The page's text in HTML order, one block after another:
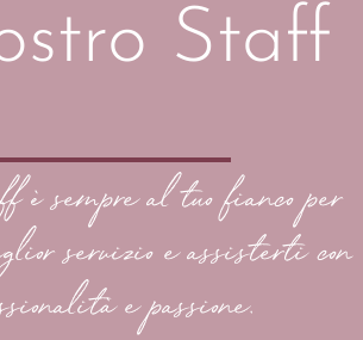
Staff
è sempre al tuo fianco per
servizio e assisterti con
e passione.